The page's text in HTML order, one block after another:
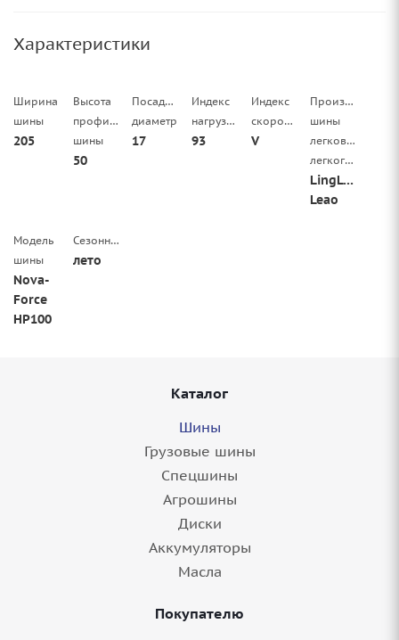
Характеристики
Ширина
шины
205
Высота
профиля
шины
50
Посадочный
диаметр
17
Индекс
нагрузки
93
Индекс
скорости
V
Производитель
шины
легковой/
легкогрузовой
LingLong
Leao
Модель
шины
Nova-
Force
HP100
Сезонность
лето
Каталог
Шины
Грузовые шины
Спецшины
Агрошины
Диски
Аккумуляторы
Масла
Покупателю